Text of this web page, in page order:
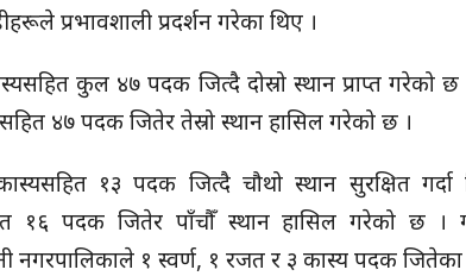
प्रभावशाली प्रदर्शन गरेका थिए ।
कुल ४७ पदक जित्दै दोस्रो स्थान प्राप्त गरेको छ
४७ पदक जितेर तेस्रो स्थान हासिल गरेको छ ।
१३ पदक जित्दै चौथो स्थान सुरक्षित गर्दा
पदक जितेर पाँचौँ स्थान हासिल गरेको छ ।
नगरपालिकाले १ स्वर्ण, १ रजत र ३ कास्य पदक